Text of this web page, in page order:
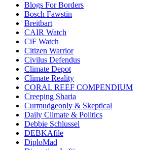
Blogs For Borders
Bosch Fawstin
Breitbart
CAIR Watch
CiF Watch
Citizen Warrior
Civilus Defendus
Climate Depot
Climate Reality
CORAL REEF COMPENDIUM
Creeping Sharia
Curmudgeonly & Skeptical
Daily Climate & Politics
Debbie Schlussel
DEBKAfile
DiploMad